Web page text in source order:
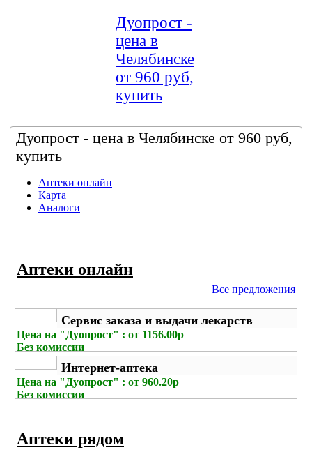
Дуопрост -
цена в
Челябинске
от 960 руб,
купить
Дуопрост - цена в Челябинске от 960 руб,
купить
Аптеки онлайн
Карта
Аналоги
Аптеки онлайн
Все предложения
Сервис заказа и выдачи лекарств
Цена на "Дуопрост" : от 1156.00р
Без комиссии
Интернет-аптека
Цена на "Дуопрост" : от 960.20р
Без комиссии
Аптеки рядом